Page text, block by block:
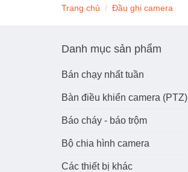
Trang chủ / Đầu ghi camera
Danh mục sản phẩm
Bán chạy nhất tuần
Bàn điều khiển camera (PTZ)
Báo cháy - báo trộm
Bộ chia hình camera
Các thiết bị khác